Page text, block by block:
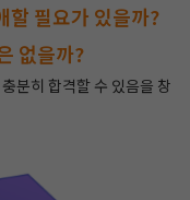
할 필요가 있을까?
없을까?
분히 합격할 수 있음을 창